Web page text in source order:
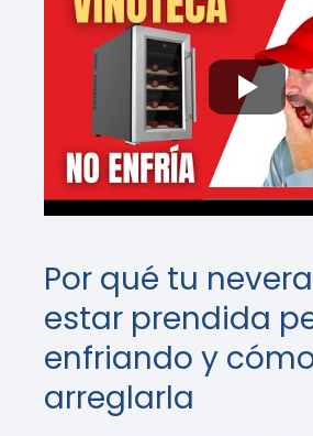
Por qué tu
estar prendida
enfriando y
arreglarla